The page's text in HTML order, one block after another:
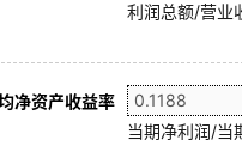
利润总额/营业
净资产收益率
当期净利润/当